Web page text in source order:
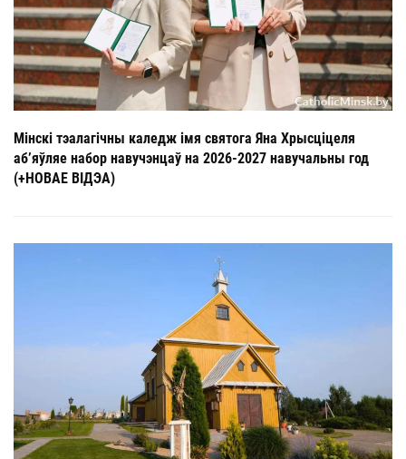
Мінскі тэалагічны каледж імя святога Яна Хрысціцеля
аб’яўляе набор навучэнцаў на 2026-2027 навучальны год
(+НОВАЕ ВІДЭА)